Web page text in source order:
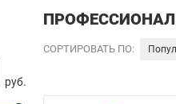
руб.
СОРТИРОВАТЬ ПО: